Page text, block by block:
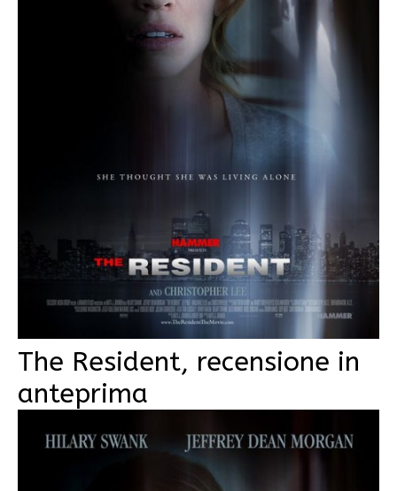
The Resident, recensione in
anteprima